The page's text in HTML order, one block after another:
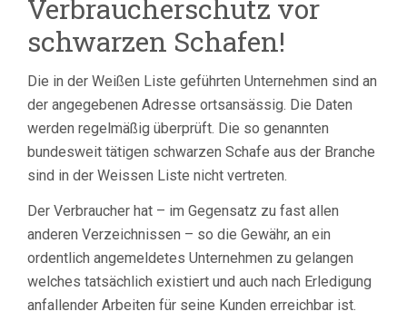
Verbraucherschutz vor
schwarzen Schafen!
Die in der Weißen Liste geführten Unternehmen sind an
der angegebenen Adresse ortsansässig. Die Daten
werden regelmäßig überprüft. Die so genannten
bundesweit tätigen schwarzen Schafe aus der Branche
sind in der Weissen Liste nicht vertreten.
Der Verbraucher hat – im Gegensatz zu fast allen
anderen Verzeichnissen – so die Gewähr, an ein
ordentlich angemeldetes Unternehmen zu gelangen
welches tatsächlich existiert und auch nach Erledigung
anfallender Arbeiten für seine Kunden erreichbar ist.